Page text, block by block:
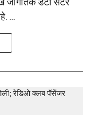
...